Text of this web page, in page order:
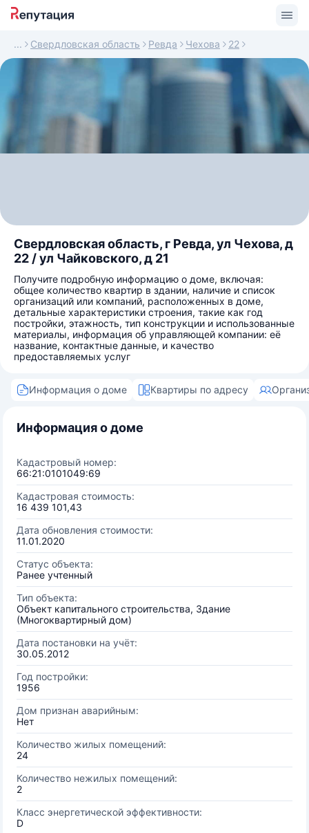
Свердловская область Ревда Чехова 22
Свердловская область, г Ревда, ул Чехова, д
22 / ул Чайковского, д 21
Получите подробную информацию о доме, включая:
общее количество квартир в здании, наличие и список
организаций или компаний, расположенных в доме,
детальные характеристики строения, такие как год
постройки, этажность, тип конструкции и использованные
материалы, информация об управляющей компании: её
название, контактные данные, и качество
предоставляемых услуг
Информация о доме Квартиры по адресу
Информация о доме
Кадастровый номер:
66:21:0101049:69
Кадастровая стоимость:
16 439 101,43
Дата обновления стоимости:
11.01.2020
Статус объекта:
Ранее учтенный
Тип объекта:
Объект капитального строительства, Здание
(Многоквартирный дом)
Дата постановки на учёт:
30.05.2012
Год постройки:
1956
Дом признан аварийным:
Нет
Количество жилых помещений:
24
Количество нежилых помещений:
2
Класс энергетической эффективности:
D